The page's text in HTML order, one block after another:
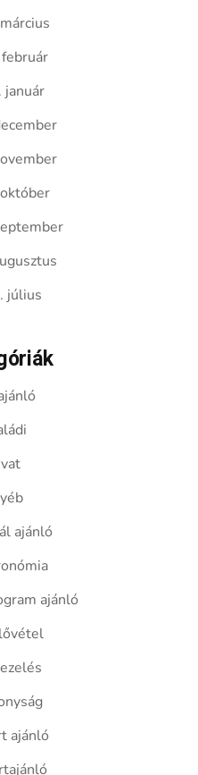
július
ajánló
ajánló
ajánló